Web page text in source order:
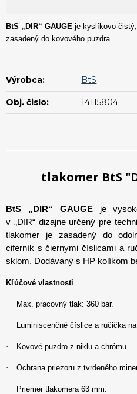
BtS „DIR“ GAUGE je kyslíkovo
zasadený do kovového puzdra.
Výrobca: BtS
Obj. čislo: 14115804
tlakomer BtS
BtS „DIR“ GAUGE je
v „DIR“ dizajne určený pre
tlakomer je zasadený do
ciferník s čiernymi číslicami a
sklom. Dodávaný s HP kolíkom
Kľúčové vlastnosti
· Max. pracovný tlak: 360 bar.
· Luminiscenčné číslice a ručička
· Kovové puzdro z niklu a chrómu.
· Ochrana priezoru z tvrdeného
· Priemer tlakomera 63 mm.